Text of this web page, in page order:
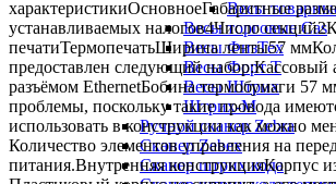
Весы
Весы торговые Cas
Весы ФизТех
Весы Форт Т
Весы Штрих
Штрих-М
Ручной сканер Zebra
Сканер Zebex
Сканер штрих кода
характеристикиОсновноеГабаритные
устанавливаемых налогов4Число
печатиТермопечатьШирина ленты57
предоставлен следующий набор:Кассовый
разъёмом EthernetБобина термобумаги 57
проблемы, поскольку такие провода
использовать в конструкции как можно
Количество элементов управления на
питания.Внутренняя конструкцияКорпус